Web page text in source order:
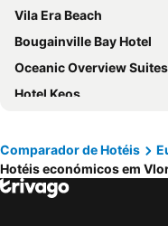
Vila Era Beach
Bougainville Bay Hotel
Oceanic Overview Suites
Hotel Keos
Hotel Panorama Sarande
Hotel Apollon
Coral Hotel & Resort
Comparador de Hotéis
Hotéis económicos em